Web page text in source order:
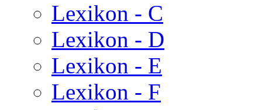
Lexikon - C
Lexikon - D
Lexikon - E
Lexikon - F